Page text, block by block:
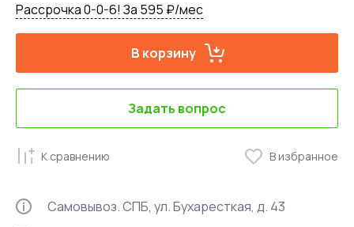
Рассрочка 0-0-6! За 595 ₽/мес
В корзину
Задать вопрос
К сравнению В избранное
Самовывоз. СПБ, ул. Бухаресткая, д. 43